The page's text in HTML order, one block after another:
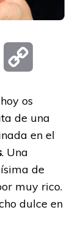
Email
os
de una
en el
. Una
de
muy rico.
dulce en